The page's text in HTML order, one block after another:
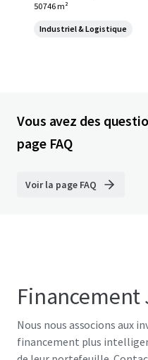
50 746 m²
Industriel & Logistique
Vous avez des
page FAQ
Voir la page FAQ
Financement
Nous nous associons aux
financement plus